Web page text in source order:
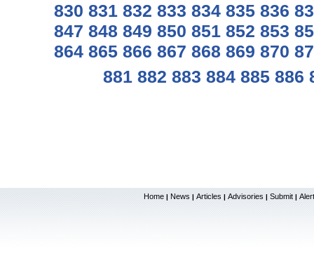
830 831 832 833 834 835 836
847 848 849 850 851 852 853
864 865 866 867 868 869 870
881 882 883 884 885 886
Home | News | Articles | Advisories | Submit |